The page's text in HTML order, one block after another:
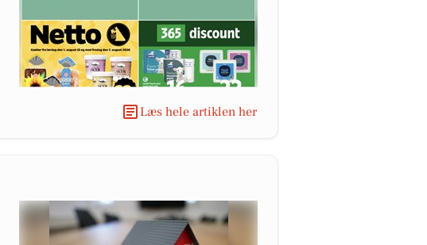
Læs hele artiklen her